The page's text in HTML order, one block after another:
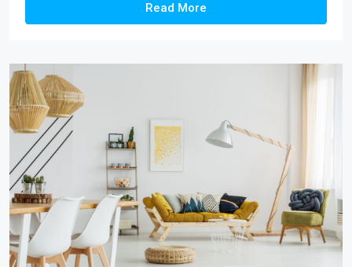
Read More